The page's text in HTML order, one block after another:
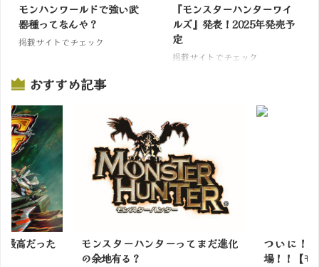
モンハンワールドで強い武
器種ってなんや？
掲載サイトでチェック
『モンスターハンターワイ
ルズ』発表！2025年発売予
定
掲載サイトでチェック
おすすめ記事
スターハンターってまだ進化
ついに！！イァンクック先生
場！！【モンハンワイルズ】